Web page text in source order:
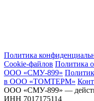
Политика
Сookie-файлов Политика
ООО «СМУ-899»
в ООО «ТОМТЕРМ»
ООО «СМУ-899» —
ИНН 7017175114